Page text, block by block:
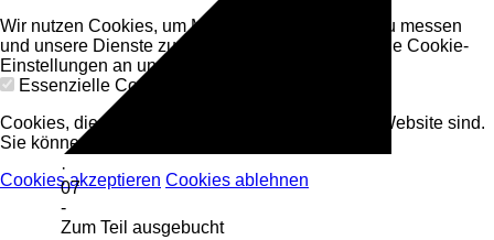
·
07
-
Zum Teil ausgebucht
Wir nutzen Cookies, um Marketing-Maßnahmen zu messen
und unsere Dienste zu verbessern. Bitte sieh dir die Cookie-
Einstellungen an und bestätige deine Auswahl.
Essenzielle Cookies
Cookies, die essenziell für die Funktionalität der Website sind.
Sie können nicht abgelehnt werden.
Cookies akzeptieren Cookies ablehnen